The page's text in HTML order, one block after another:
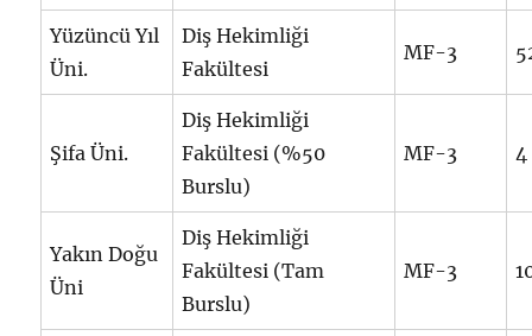
Yüzüncü Yıl
Üni.
Diş Hekimliği
Fakültesi
MF-3
Şifa Üni.
Diş Hekimliği
Fakültesi (%50
Burslu)
MF-3 4
Yakın Doğu
Üni
Diş Hekimliği
Fakültesi (Tam
Burslu)
MF-3